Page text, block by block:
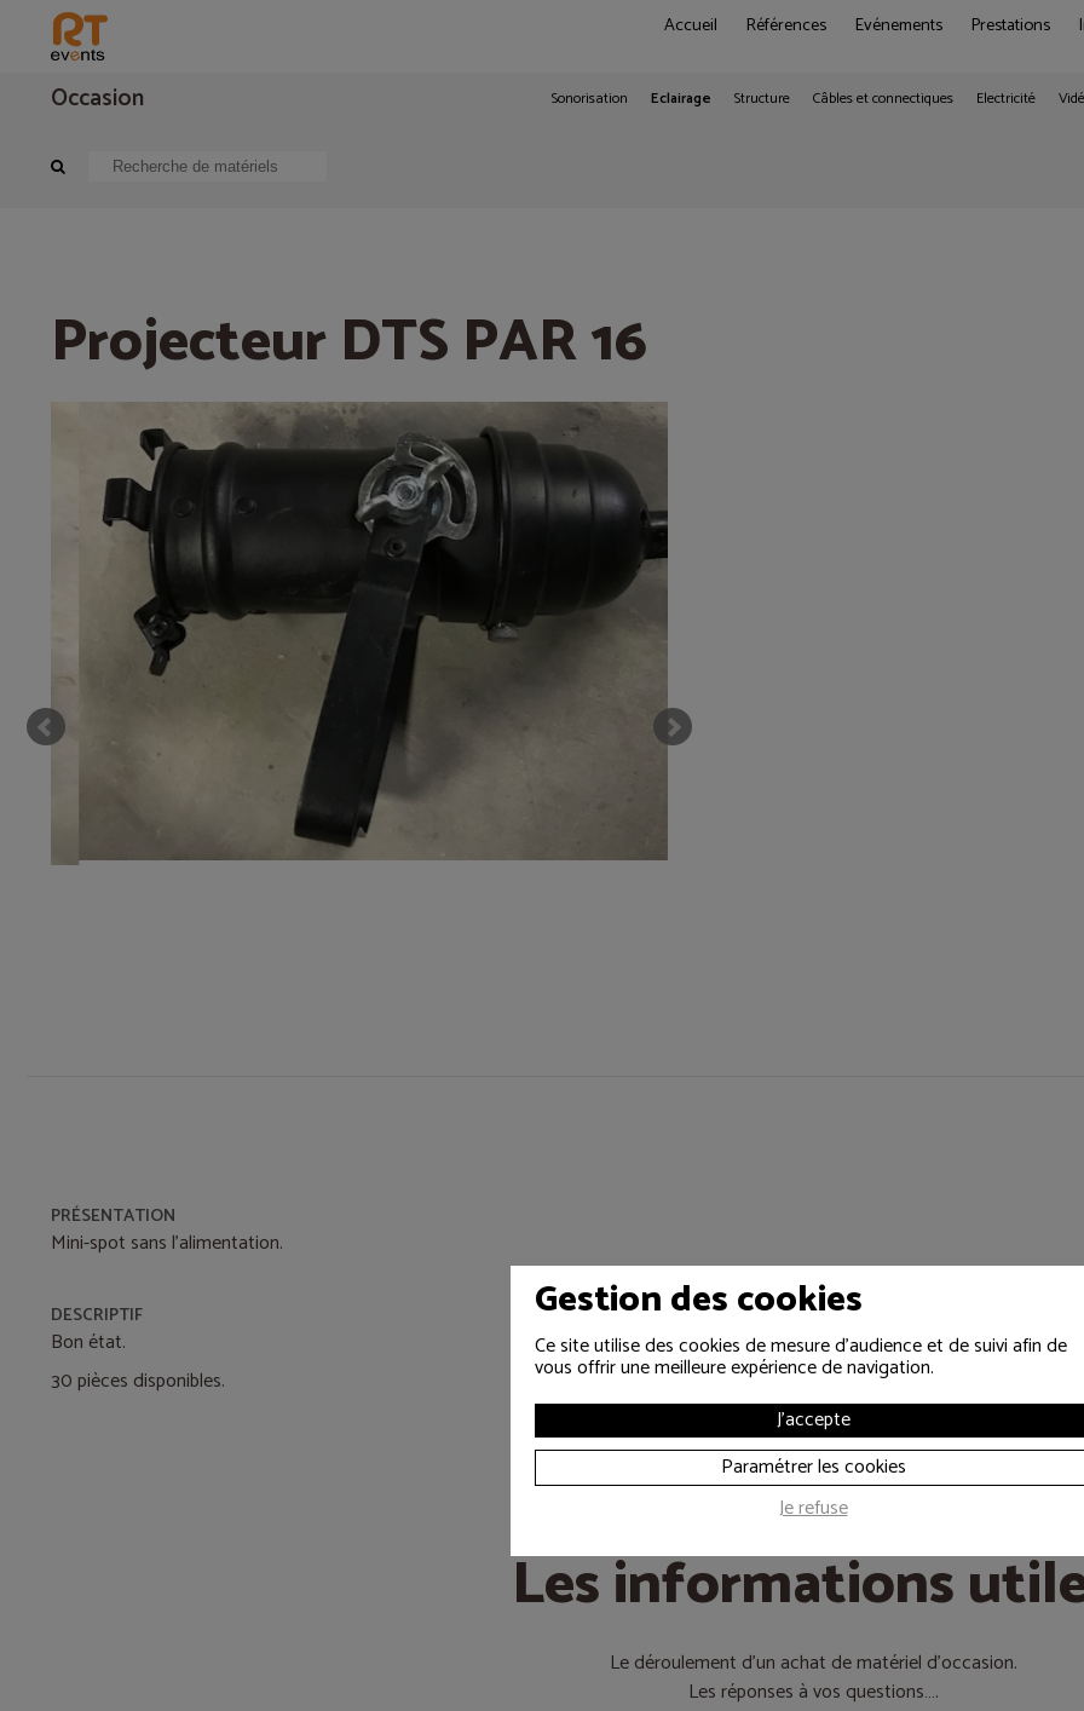
Accueil Références Evénements Prestations
Occasion Sonorisation Eclairage Structure Câbles et connectiques Electricité
Eclairage Projecteur traditionnel
Projecteur DTS PAR 16
PRÉSENTATION
Mini-spot sans l'alimentation.
DESCRIPTIF
Bon état.
30 pièces disponibles.
Les informations
Le déroulement d’un achat de matériel d’occasion.
Les réponses à vos questions….
Gestion des cookies
Ce site utilise des cookies de mesure d'audience et de suivi afin de
vous offrir une meilleure expérience de navigation.
J'accepte
Paramétrer les cookies
Je refuse